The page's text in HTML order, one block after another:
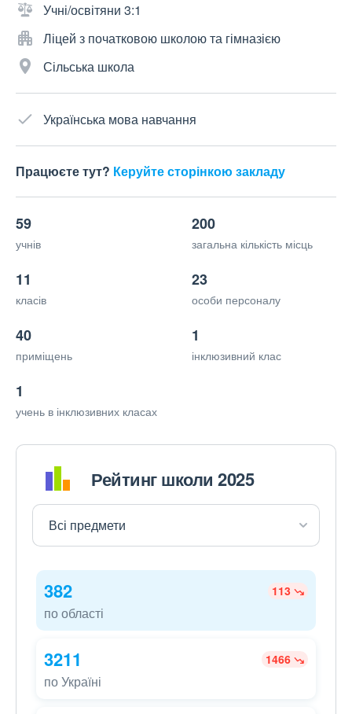
Учні/освітяни 3:1
Ліцей з початковою школою та гімназією
Сільська школа
Українська мова навчання
Працюєте тут? Керуйте сторінкою закладу
59
учнів
200
загальна кількість місць
11
класів
23
особи персоналу
40
приміщень
1
інклюзивний клас
1
учень в інклюзивних класах
Рейтинг школи 2025
382 113
по області
3211 1466
по Україні